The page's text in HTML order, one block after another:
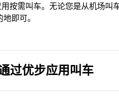
按需叫车。无论您是从机场叫
即可。
过优步应用叫车